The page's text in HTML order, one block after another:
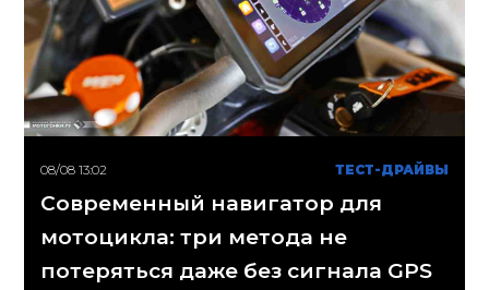
08/08 13:02 ТЕСТ-ДРАЙВЫ
Современный навигатор для
мотоцикла: три метода не
потеряться даже без сигнала GPS